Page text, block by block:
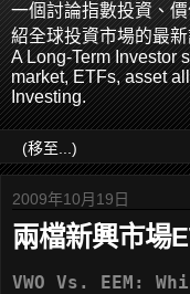
一個討論指數投資、
紹全球投資市場的最
A Long-Term Investor
market, ETFs, asset
Investing.
2009年10月19日
兩檔新興市場
VWO Vs. EEM: